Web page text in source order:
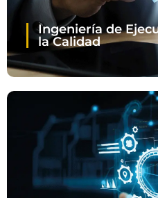
Ingeniería de
la Calidad